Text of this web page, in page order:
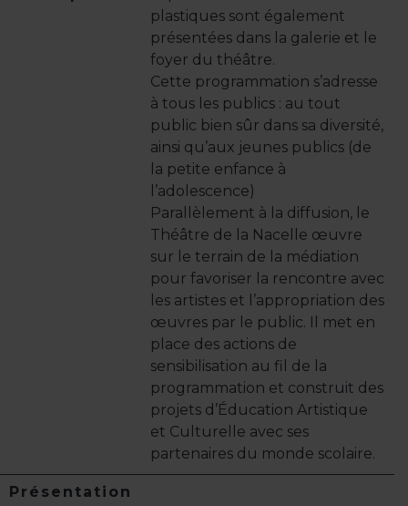
plastiques sont également
présentées dans la galerie et le
foyer du théâtre.
Cette programmation s’adresse
à tous les publics : au tout
public bien sûr dans sa diversité,
ainsi qu’aux jeunes publics (de
la petite enfance à
l’adolescence)
Parallèlement à la diffusion, le
Théâtre de la Nacelle œuvre
sur le terrain de la médiation
pour favoriser la rencontre avec
les artistes et l’appropriation des
œuvres par le public. Il met en
place des actions de
sensibilisation au fil de la
programmation et construit des
projets d’Éducation Artistique
et Culturelle avec ses
partenaires du monde scolaire.
Présentation